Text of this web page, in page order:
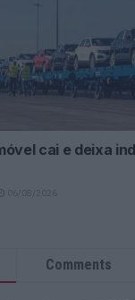
cai e deixa
Comments